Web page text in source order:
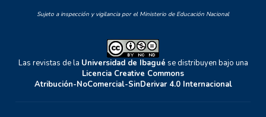
Sujeto a inspección y vigilancia por el Ministerio de Educación Nacional
Las revistas de la Universidad de Ibagué se distribuyen bajo una
Licencia Creative Commons
Atribución-NoComercial-SinDerivar 4.0 Internacional